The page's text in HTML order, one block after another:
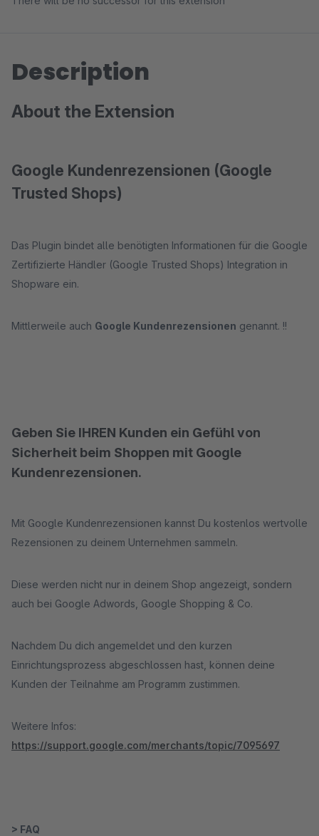
Description
About the Extension
Google Kundenrezensionen (Google
Trusted Shops)
Das Plugin bindet alle benötigten Informationen für die Google
Zertifizierte Händler (Google Trusted Shops) Integration in
Shopware ein.
Mittlerweile auch Google Kundenrezensionen genannt. !!
Geben Sie IHREN Kunden ein Gefühl von
Sicherheit beim Shoppen mit Google
Kundenrezensionen.
Mit Google Kundenrezensionen kannst Du kostenlos wertvolle
Rezensionen zu deinem Unternehmen sammeln.
Diese werden nicht nur in deinem Shop angezeigt, sondern
auch bei Google Adwords, Google Shopping & Co.
Nachdem Du dich angemeldet und den kurzen
Einrichtungsprozess abgeschlossen hast, können deine
Kunden der Teilnahme am Programm zustimmen.
Weitere Infos:
https://support.google.com/merchants/topic/7095697
> FAQ